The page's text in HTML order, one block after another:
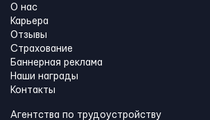
О нас
Карьера
Отзывы
Страхование
Баннерная реклама
Наши награды
Контакты
Агентства по трудоустройству